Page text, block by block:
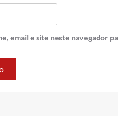
email e site neste navegador